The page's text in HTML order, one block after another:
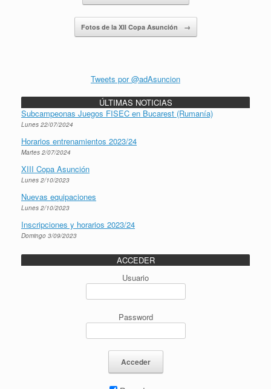
Fotos de la XII Copa Asunción →
Tweets por @adAsuncion
ÚLTIMAS NOTICIAS
Subcampeonas Juegos FISEC en Bucarest (Rumanía)
Lunes 22/07/2024
Horarios entrenamientos 2023/24
Martes 2/07/2024
XIII Copa Asunción
Lunes 2/10/2023
Nuevas equipaciones
Lunes 2/10/2023
Inscripciones y horarios 2023/24
Domingo 3/09/2023
ACCEDER
Usuario
Password